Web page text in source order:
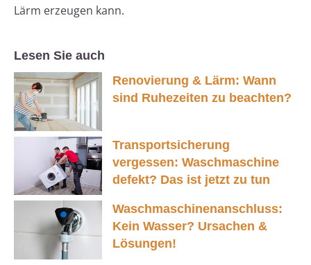
Lärm erzeugen kann.
Lesen Sie auch
Renovierung & Lärm: Wann
sind Ruhezeiten zu beachten?
Transportsicherung
vergessen: Waschmaschine
defekt? Das ist jetzt zu tun
Waschmaschinenanschluss:
Kein Wasser? Ursachen &
Lösungen!